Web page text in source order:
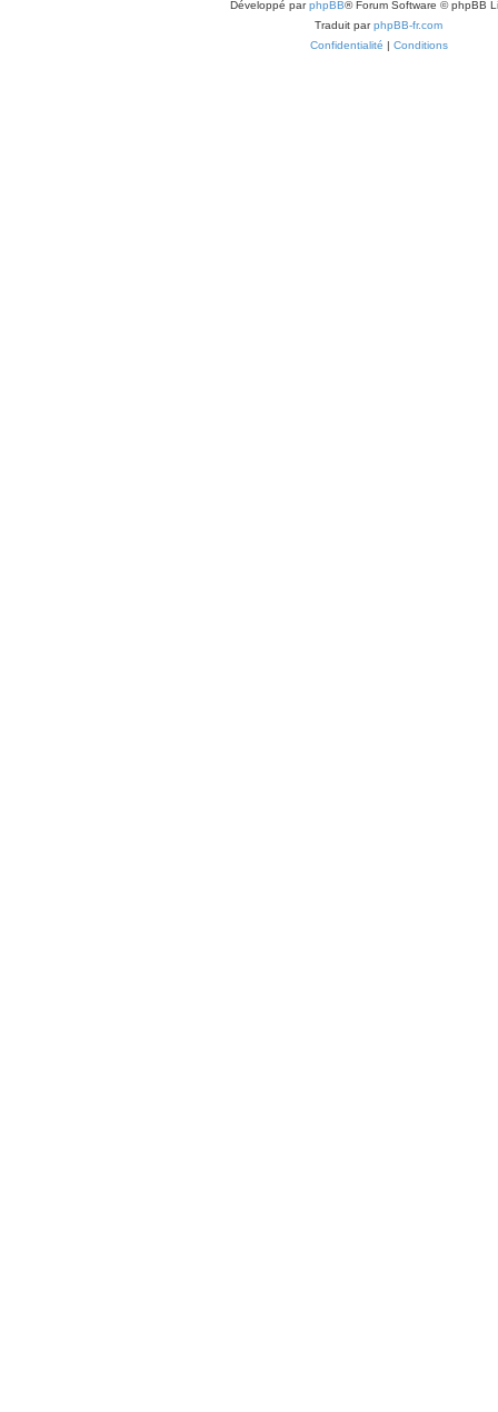
Développé parphpBB® Forum Software © phpBB
Traduit parphpBB-fr.com
Confidentialité | Conditions